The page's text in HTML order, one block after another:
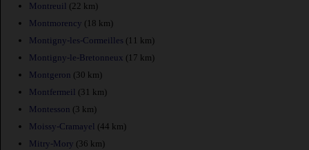
Montreuil (22 km)
Montmorency (18 km)
Montigny-les-Cormeilles (11 km)
Montigny-le-Bretonneux (17 km)
Montgeron (30 km)
Montfermeil (31 km)
Montesson (3 km)
Moissy-Cramayel (44 km)
Mitry-Mory (36 km)